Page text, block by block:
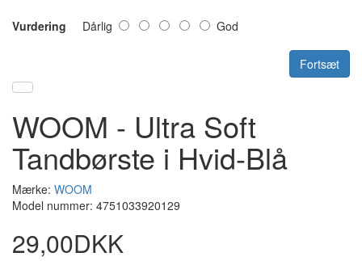
Vurdering Dårlig God
Fortsæt
WOOM - Ultra Soft
Tandbørste i Hvid-Blå
Mærke: WOOM
Model nummer: 4751033920129
29,00DKK